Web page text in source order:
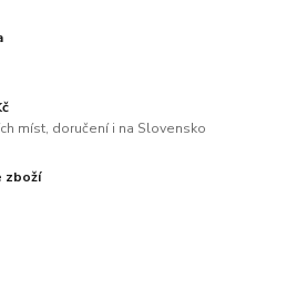
míst, doručení i na Slovensko
zboží